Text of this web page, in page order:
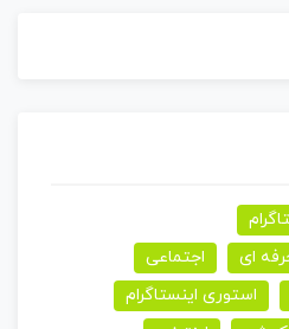
ای
اجتماعی
استوری اینستاگرام